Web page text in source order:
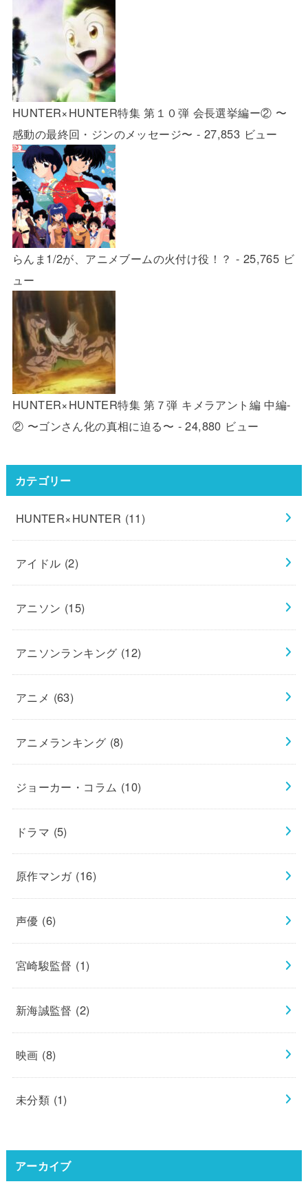
HUNTER×HUNTER特集 第１０弾 会長選挙編ー② 〜
感動の最終回・ジンのメッセージ〜 - 27,853 ビュー
らんま1/2が、アニメブームの火付け役！？ - 25,765 ビ
ュー
HUNTER×HUNTER特集 第７弾 キメラアント編 中編-
② 〜ゴンさん化の真相に迫る〜 - 24,880 ビュー
カテゴリー
HUNTER×HUNTER (11)
アイドル (2)
アニソン (15)
アニソンランキング (12)
アニメ (63)
アニメランキング (8)
ジョーカー・コラム (10)
ドラマ (5)
原作マンガ (16)
声優 (6)
宮崎駿監督 (1)
新海誠監督 (2)
映画 (8)
未分類 (1)
アーカイブ